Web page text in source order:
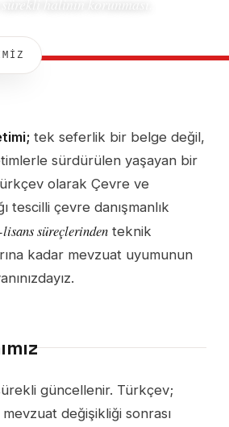
tek seferlik bir belge değil,
sürdürülen yaşayan bir
olarak Çevre ve
tescilli çevre danışmanlık
süreçlerinden teknik
kadar mevzuat uyumunun
güncellenir. Türkçev;
değişikliği sonrası